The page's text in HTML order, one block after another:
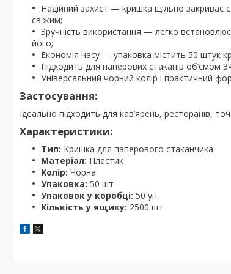
Надійний захист — кришка щільно закриває
свіжим;
Зручність використання — легко
його;
Економія часу — упаковка містить 50 штук
Підходить для паперових стаканів об’ємом
Універсальний чорний колір і практичний
Застосування:
Ідеально підходить для кав’ярень, ресторанів,
Характеристики:
Тип: Кришка для паперового стаканчика
Матеріал: Пластик
Колір: Чорна
Упаковка: 50 шт
Упаковок у коробці: 50 уп.
Кількість у ящику: 2500 шт